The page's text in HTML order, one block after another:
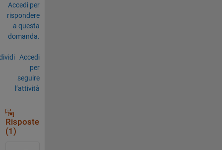
Accedi per
rispondere
a questa
domanda.
Accedi
per
seguire
l’attività
Risposte
(1)